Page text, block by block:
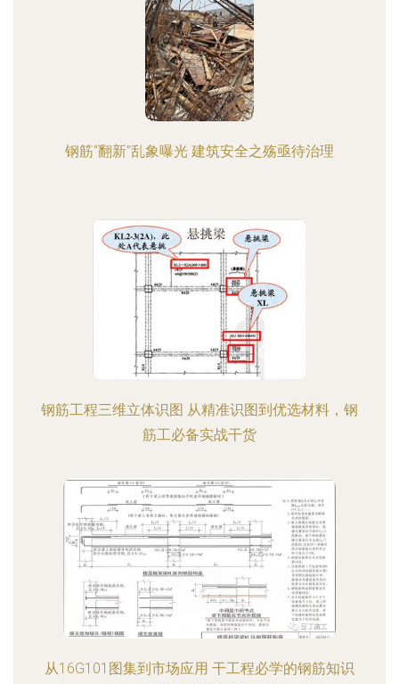
钢筋“翻新”乱象曝光 建筑安全之殇亟待治理
钢筋工程三维立体识图 从精准识图到优选材料，钢
筋工必备实战干货
从16G101图集到市场应用 干工程必学的钢筋知识